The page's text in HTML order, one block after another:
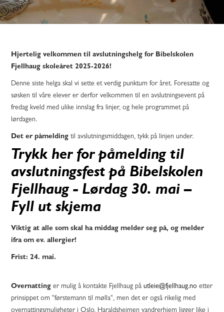
Hjertelig velkommen til avslutningshelg for Bibelskolen
Fjellhaug skoleåret 2025-2026!
Denne siste helga skal vi sette et verdig punktum for året. Foresatte og
søsken til våre elever er derfor velkommen til en avslutningsevent på
fredag kveld med ulike innslag fra linjer, og hele programmet på
lørdagen.
Det er påmeldingtil avslutningsmiddagen, tykk på linjen under.
Trykk her for påmelding til
avslutningsfest på Bibelskolen
Fjellhaug - Lørdag 30. mai –
Fyll ut skjema
Viktig at alle som skal ha middag melder seg på, og melder
ifra om ev. allergier!
Frist: 24. mai.
Overnatting er mulig å kontakte Fjellhaug påutleie@fjellhaug.no etter
prinsippet om "førstemann til mølla", men det er også rikelig med
overnattingsmuligheter i Oslo. Haraldsheimen vandrerhjem ligger like i